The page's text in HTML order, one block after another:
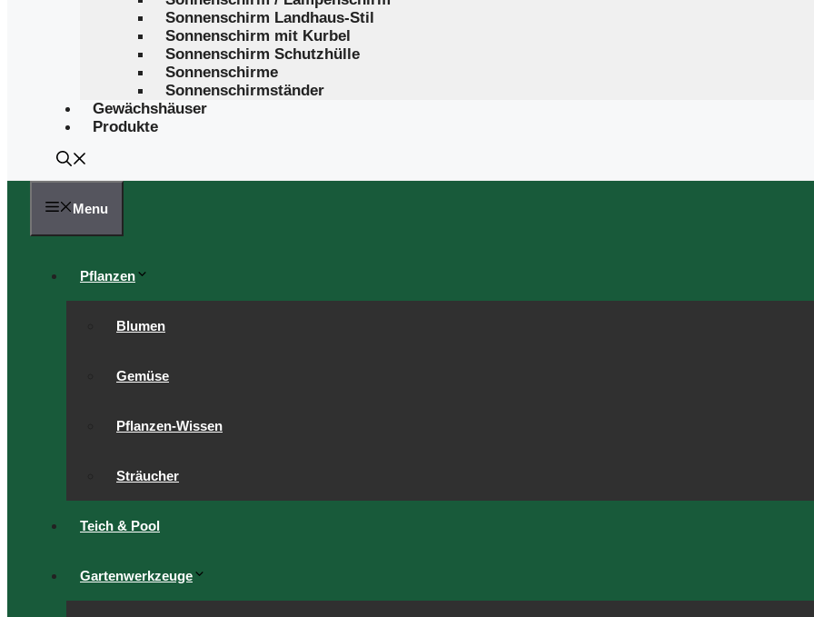
Sonnenschirm Landhaus-Stil
Sonnenschirm mit Kurbel
Sonnenschirm Schutzhülle
Sonnenschirme
Sonnenschirmständer
Gewächshäuser
Produkte
Menu
Pflanzen
Blumen
Gemüse
Pflanzen-Wissen
Sträucher
Teich & Pool
Gartenwerkzeuge